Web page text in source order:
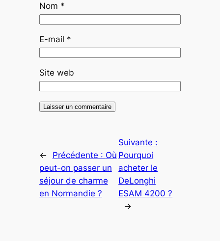
Nom *
E-mail *
Site web
← Précédente : Où
peut-on passer un
séjour de charme
en Normandie ?
Suivante :
Pourquoi
acheter le
DeLonghi
ESAM 4200 ?
→